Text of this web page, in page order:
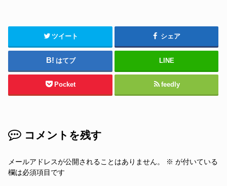
ツイート シェア
はてブ LINE
Pocket feedly
コメントを残す
メールアドレスが公開されることはありません。 ※ が付いている
欄は必須項目です